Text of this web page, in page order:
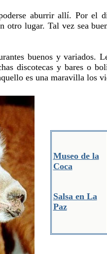
aburrir allí. Por el
otro lugar. Tal vez sea
buenos y variados.
discotecas y bares o
es una maravilla los
Museo de la
Coca
Salsa en La
Paz